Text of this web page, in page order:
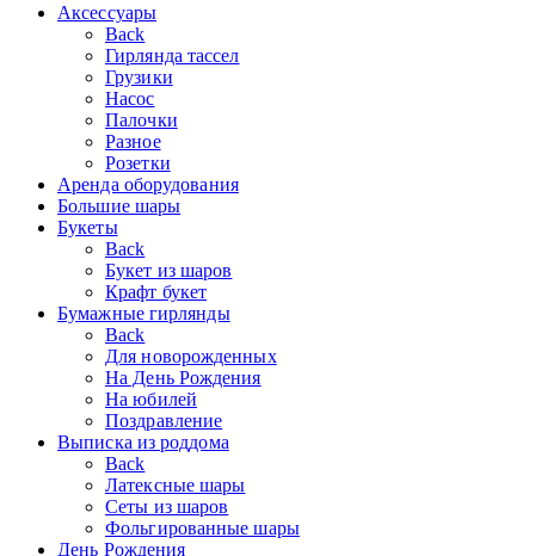
Аксессуары
Back
Гирлянда тассел
Грузики
Насос
Палочки
Разное
Розетки
Аренда оборудования
Большие шары
Букеты
Back
Букет из шаров
Крафт букет
Бумажные гирлянды
Back
Для новорожденных
На День Рождения
На юбилей
Поздравление
Выписка из роддома
Back
Латексные шары
Сеты из шаров
Фольгированные шары
День Рождения